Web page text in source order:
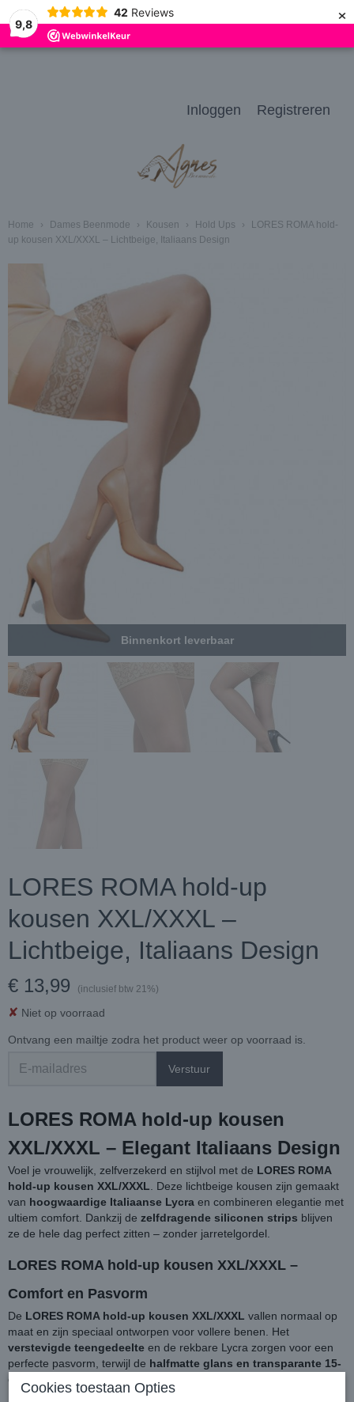
9,8
42 Reviews ×
Inloggen Registreren
Home › Dames Beenmode › Kousen › Hold Ups ›
LORES ROMA hold-
up kousen XXL/XXXL – Lichtbeige, Italiaans Design
Binnenkort leverbaar
LORES ROMA hold-up
kousen XXL/XXXL –
Lichtbeige, Italiaans Design
€ 13,99 (inclusief btw 21%)
✘ Niet op voorraad
Ontvang een mailtje zodra het product weer op voorraad is.
Verstuur
LORES ROMA hold-up kousen
XXL/XXXL – Elegant Italiaans Design
Voel je vrouwelijk, zelfverzekerd en stijlvol met de LORES ROMA
hold-up kousen XXL/XXXL . Deze lichtbeige kousen zijn gemaakt
van hoogwaardige Italiaanse Lycra en combineren elegantie met
ultiem comfort. Dankzij de zelfdragende siliconen strips blijven
ze de hele dag perfect zitten – zonder jarretelgordel.
LORES ROMA hold-up kousen XXL/XXXL –
Comfort en Pasvorm
De LORES ROMA hold-up kousen XXL/XXXL vallen normaal op
maat en zijn speciaal ontworpen voor vollere benen. Het
verstevigde teengedeelte en de rekbare Lycra zorgen voor een
perfecte pasvorm, terwijl de halfmatte glans en transparante 15-
denier afwerking
Ideaal voor dagelijks gebruik, werk of een avondje uit.
Cookies toestaan Opties